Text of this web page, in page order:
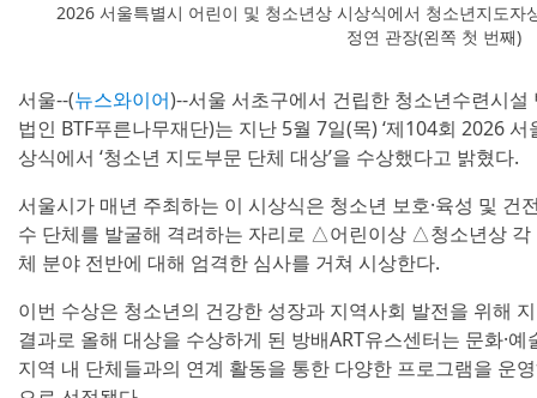
2026 서울특별시 어린이 및 청소년상 시상식에서 청소년지도자
정연 관장(왼쪽 첫 번째)
서울--(뉴스와이어)--서울 서초구에서 건립한 청소년수련시
법인 BTF푸른나무재단)는 지난 5월 7일(목) ‘제104회 2026
상식에서 ‘청소년 지도부문 단체 대상’을 수상했다고 밝혔다.
서울시가 매년 주최하는 이 시상식은 청소년 보호·육성 및 건
수 단체를 발굴해 격려하는 자리로 △어린이상 △청소년상
체 분야 전반에 대해 엄격한 심사를 거쳐 시상한다.
이번 수상은 청소년의 건강한 성장과 지역사회 발전을 위해
결과로 올해 대상을 수상하게 된 방배ART유스센터는 문화·
지역 내 단체들과의 연계 활동을 통한 다양한 프로그램을 운